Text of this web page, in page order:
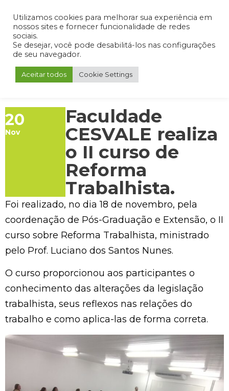
Admin Portal do Aluno Portal do Professor Portal do Coordenador
20
Nov
Faculdade
CESVALE realiza
o II curso de
Reforma
Trabalhista.
Foi realizado, no dia 18 de novembro, pela
coordenação de Pós-Graduação e Extensão, o II
curso sobre Reforma Trabalhista, ministrado
pelo Prof. Luciano dos Santos Nunes.
O curso proporcionou aos participantes o
conhecimento das alterações da legislação
trabalhista, seus reflexos nas relações do
trabalho e como aplica-las de forma correta.
Utilizamos cookies para melhorar sua experiência em
nossos sites e fornecer funcionalidade de redes
sociais.
Se desejar, você pode desabilitá-los nas configurações
de seu navegador.
Aceitar todos Cookie Settings